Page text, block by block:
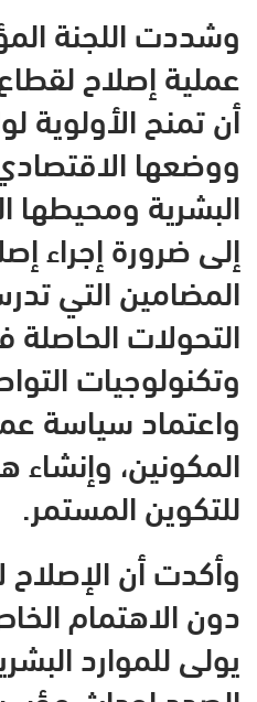
وشددت اللجنة
عملية إصلاح
أن تمنح الأولوية
ووضعها
البشرية ومحيطها
إلى ضرورة إجراء
المضامين التي
التحولات
وتكنولوجيات
واعتماد سياسة
المكونين، وإنشاء
للتكوين المستمر.
وأكدت أن الإصلاح
دون الاهتمام
يولى للموارد